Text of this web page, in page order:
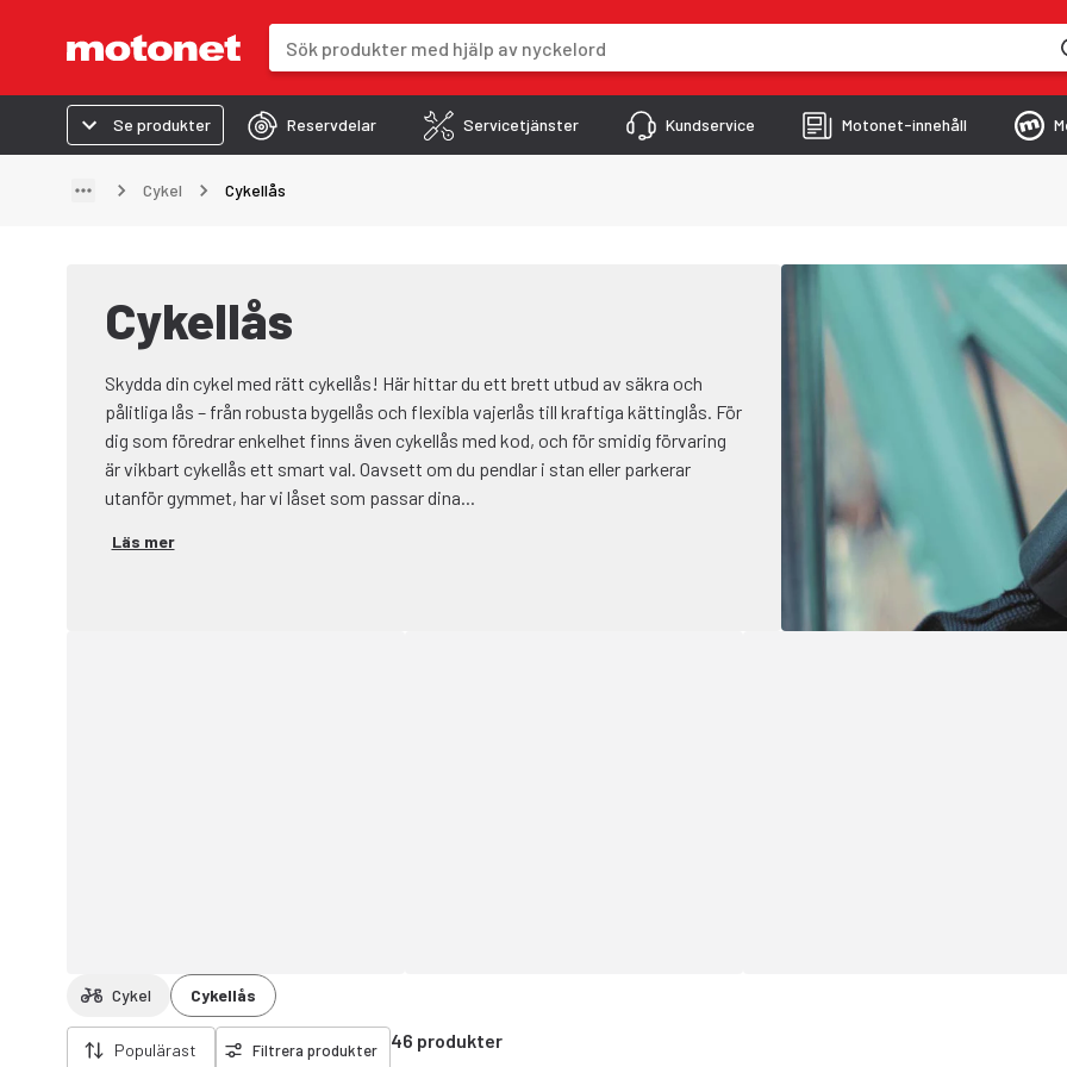
Se produkter Reservdelar Servicetjänster Kundservice Motonet-innehåll
Cykel Cykellås
Cykellås
Skydda din cykel med rätt cykellås! Här hittar du ett brett utbud av säkra och
pålitliga lås – från robusta bygellås och flexibla vajerlås till kraftiga kättinglås. För
dig som föredrar enkelhet finns även cykellås med kod, och för smidig förvaring
är vikbart cykellås ett smart val. Oavsett om du pendlar i stan eller parkerar
utanför gymmet, har vi låset som passar dina...
Läs mer
Cykel Cykellås
Populärast Filtrera produkter 46 produkter
Ta bort filter